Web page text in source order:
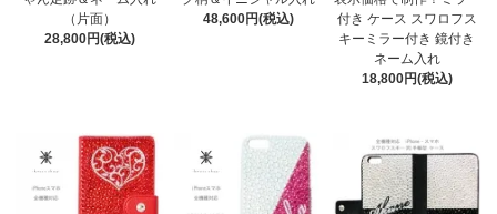
（片面）
28,800円(税込)
48,600円(税込)
付き ケース スワロフス
キーミラー付き 鏡付き
ネーム入れ
18,800円(税込)